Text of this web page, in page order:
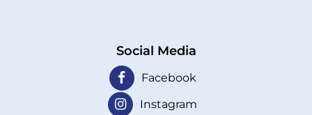
Social Media
Facebook
Instagram